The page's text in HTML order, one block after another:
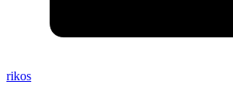
rikos